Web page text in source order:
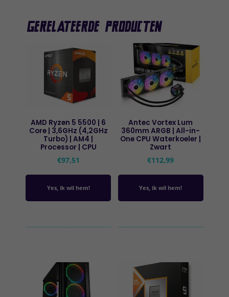
Gerelateerde producten
AMD Ryzen 5 5500 | 6
Core | 3,6GHz (4,2GHz
Turbo) | AM4 |
Processor | CPU
€97,51
Yes, ik wil hem!
Antec Vortex Lum
360mm ARGB | All-in-
One CPU Waterkoeler |
Zwart
€112,99
Yes, ik wil hem!